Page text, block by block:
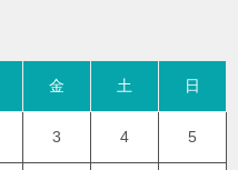
金 土 日
3 4 5